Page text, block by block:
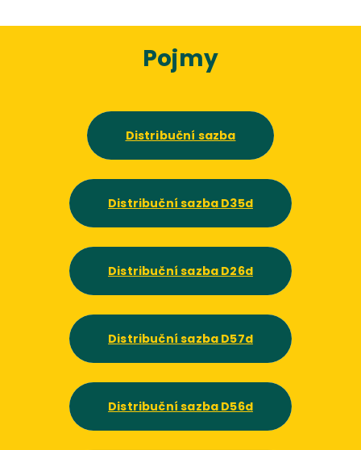
Pojmy
Distribuční sazba
Distribuční sazba D35d
Distribuční sazba D26d
Distribuční sazba D57d
Distribuční sazba D56d